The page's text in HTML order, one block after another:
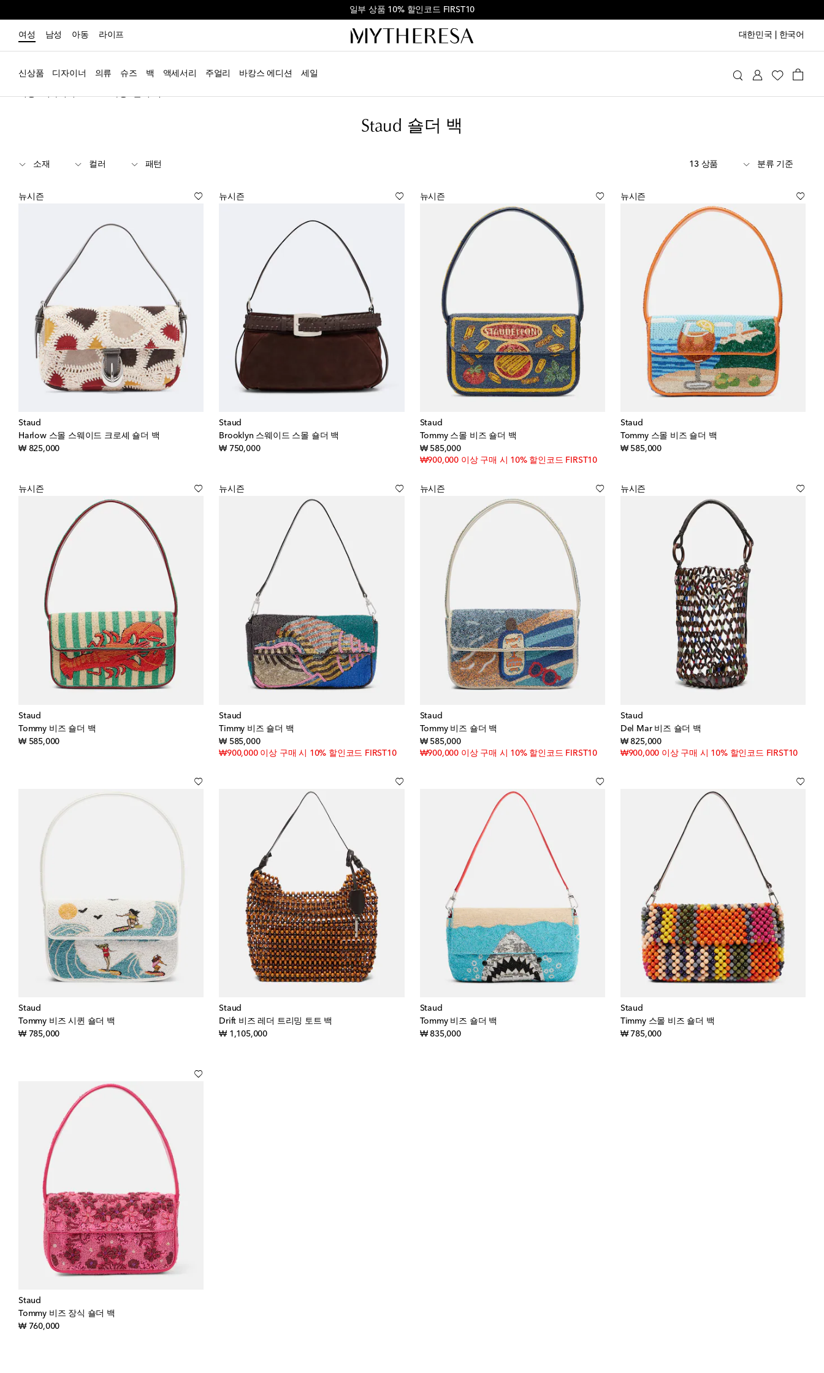
첫 주문 ₩900,000 이상 결제 시 10% 할인
여성 남성 아동 라이프 대한민국 한국어
신상품 디자이너 의류 슈즈 백 액세서리 주얼리 바캉스 에디션 세일
Staud 숄더 백
소재 컬러 패턴 13 상품 분류 기준
뉴시즌
Staud
Harlow 스몰 스웨이드 크로셰 숄더 백
₩ 825,000original price
뉴시즌
Staud
Brooklyn 스웨이드 스몰 숄더 백
₩ 750,000original price
뉴시즌
Staud
Tommy 스몰 비즈 숄더 백
₩ 585,000original price
₩900,000 이상 구매 시 10% 할인코드 FIRST10
뉴시즌
Staud
Tommy 스몰 비즈 숄더 백
₩ 585,000original price
뉴시즌
Staud
Tommy 비즈 숄더 백
₩ 585,000original price
뉴시즌
Staud
Timmy 비즈 숄더 백
₩ 585,000original price
₩900,000 이상 구매 시 10% 할인코드 FIRST10
뉴시즌
Staud
Tommy 비즈 숄더 백
₩ 585,000original price
₩900,000 이상 구매 시 10% 할인코드 FIRST10
뉴시즌
Staud
Del Mar 비즈 숄더 백
₩ 825,000original price
₩900,000 이상 구매 시 10% 할인코드 FIRST10
Staud
Tommy 비즈 시퀸 숄더 백
₩ 785,000original price
Staud
Drift 비즈 레더 트리밍 토트 백
₩ 1,105,000original price
Staud
Tommy 비즈 숄더 백
₩ 835,000original price
Staud
Timmy 스몰 비즈 숄더 백
₩ 785,000original price
Staud
Tommy 비즈 장식 숄더 백
₩ 760,000original price